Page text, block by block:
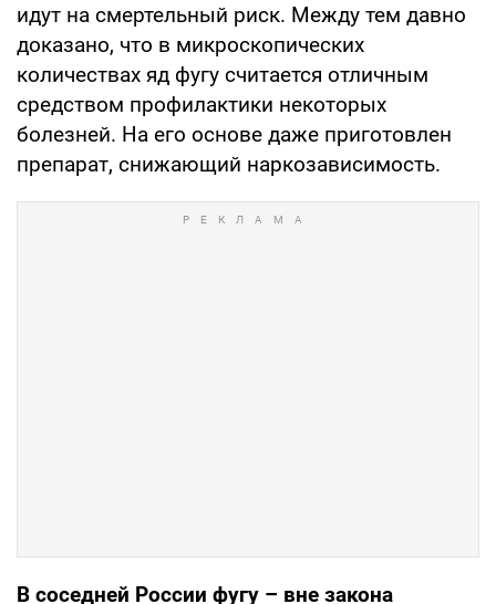
идут на смертельный риск. Между тем давно
доказано, что в микроскопических
количествах яд фугу считается отличным
средством профилактики некоторых
болезней. На его основе даже приготовлен
препарат, снижающий наркозависимость.
В соседней России фугу – вне закона